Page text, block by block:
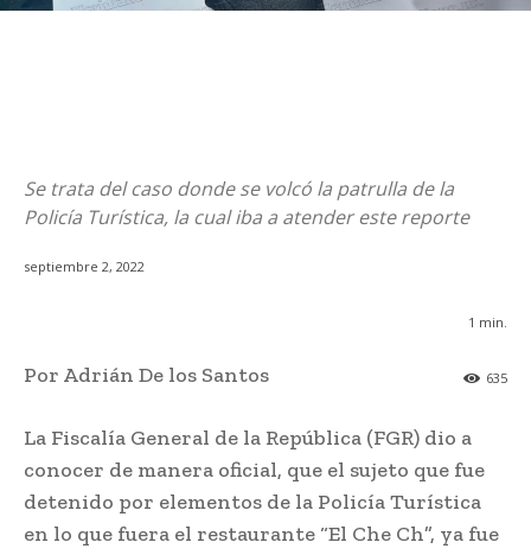
Se trata del caso donde se volcó la patrulla de la
Policía Turística, la cual iba a atender este reporte
septiembre 2, 2022
1 min.
635
Por Adrián De los Santos
La Fiscalía General de la República (FGR) dio a
conocer de manera oficial, que el sujeto que fue
detenido por elementos de la Policía Turística
en lo que fuera el restaurante “El Che Ch”, ya fue